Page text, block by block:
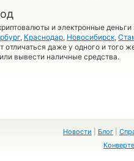
и электронные деньги
, Краснодар, Новосибирск,
отличаться даже у одного и того
вывести наличные средства.
Новости Блог